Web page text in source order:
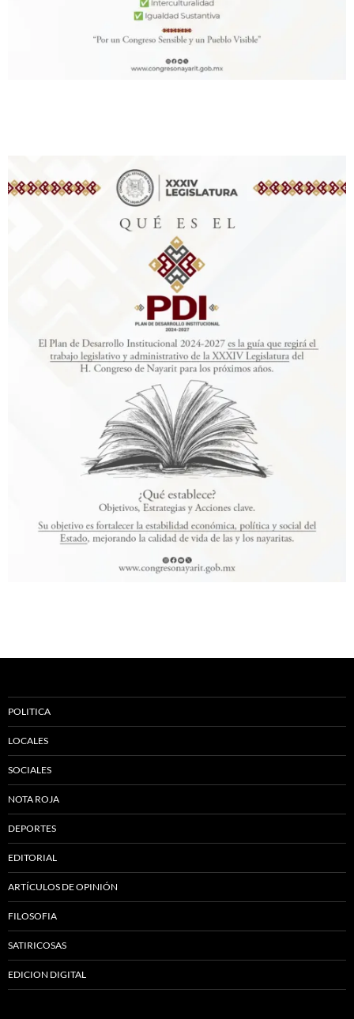
POLITICA
LOCALES
SOCIALES
NOTA ROJA
DEPORTES
EDITORIAL
ARTÍCULOS DE OPINIÓN
FILOSOFIA
SATIRICOSAS
EDICION DIGITAL